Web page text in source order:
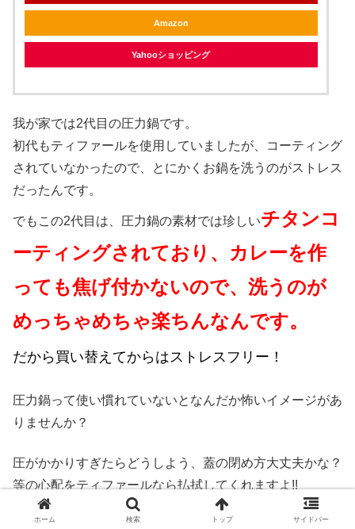
Amazon
Yahooショッピング
我が家では2代目の圧力鍋です。
初代もティファールを使用していましたが、コーティング
されていなかったので、とにかくお鍋を洗うのがストレス
だったんです。
でもこの2代目は、圧力鍋の素材では珍しいチタンコ
ーティングされており、カレーを作
っても焦げ付かないので、洗うのが
めっちゃめちゃ楽ちんなんです。
だから買い替えてからはストレスフリー！
圧力鍋って使い慣れていないとなんだか怖いイメージがあ
りませんか？
圧がかかりすぎたらどうしよう、蓋の閉め方大丈夫かな？
等の心配をティファールなら払拭してくれますよ!!
蓋がしっかり閉まっていないと圧がかからない設計になっ
ホーム 検索 トップ サイドバー